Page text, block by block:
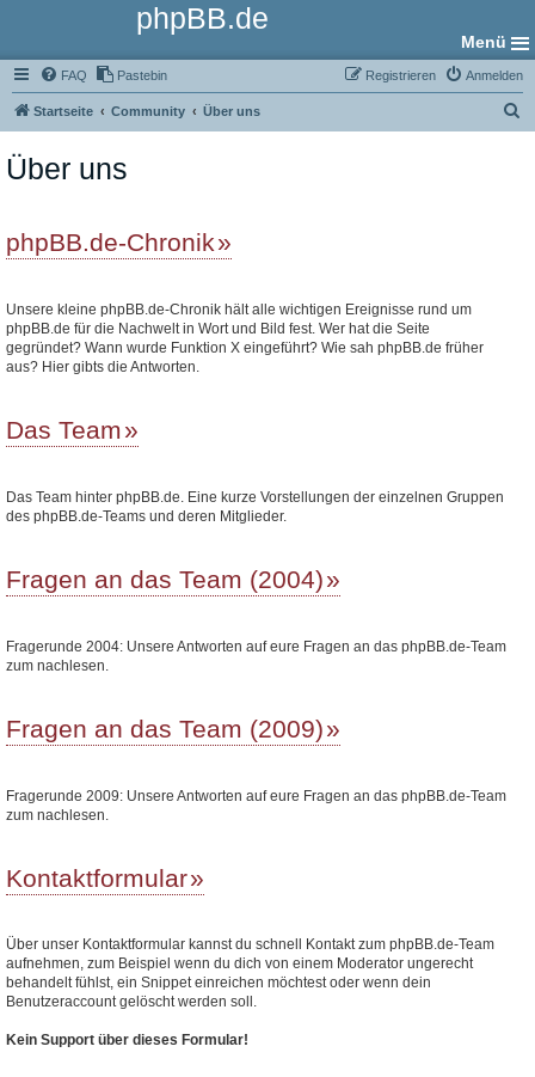
phpBB.de
Menü
FAQ Pastebin Anmelden
Registrieren
Startseite Community Über uns
Über uns
phpBB.de-Chronik
Unsere kleine phpBB.de-Chronik hält alle wichtigen Ereignisse rund um
phpBB.de für die Nachwelt in Wort und Bild fest. Wer hat die Seite
gegründet? Wann wurde Funktion X eingeführt? Wie sah phpBB.de früher
aus? Hier gibts die Antworten.
Das Team
Das Team hinter phpBB.de. Eine kurze Vorstellungen der einzelnen Gruppen
des phpBB.de-Teams und deren Mitglieder.
Fragen an das Team (2004)
Fragerunde 2004: Unsere Antworten auf eure Fragen an das phpBB.de-Team
zum nachlesen.
Fragen an das Team (2009)
Fragerunde 2009: Unsere Antworten auf eure Fragen an das phpBB.de-Team
zum nachlesen.
Kontaktformular
Über unser Kontaktformular kannst du schnell Kontakt zum phpBB.de-Team
aufnehmen, zum Beispiel wenn du dich von einem Moderator ungerecht
behandelt fühlst, ein Snippet einreichen möchtest oder wenn dein
Benutzeraccount gelöscht werden soll.
Kein Support über dieses Formular!